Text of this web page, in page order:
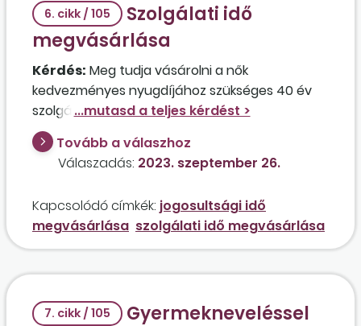
6. cikk / 105
Szolgálati idő
megvásárlása
Kérdés: Meg tudja vásárolni a nők
kedvezményes nyugdíjához szükséges 40 év
szolgálati időből hiányzó két évet egy
hatvanadik életévét betöltött nő, akinek
megszűnt a munkahelye, és nagyon kevés
esélye van újat találni?
Tovább a válaszhoz
Válaszadás: 2023. szeptember 26.
Kapcsolódó címkék: jogosultsági idő
megvásárlása szolgálati idő megvásárlása
7. cikk / 105 Gyermekneveléssel